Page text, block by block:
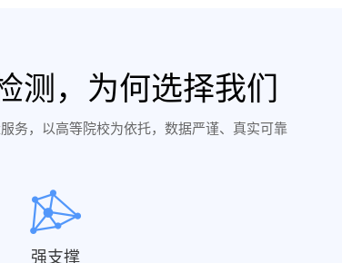
测，为何选择我们
务，以高等院校为依托，数据严谨、真实可靠
强支撑